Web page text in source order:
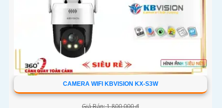
CAMERA WIFI KBVISION KX-S3W